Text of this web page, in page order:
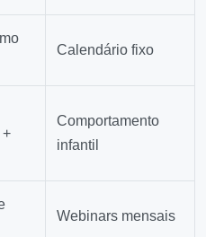
Calendário fixo
+
Comportamento
infantil
Webinars mensais